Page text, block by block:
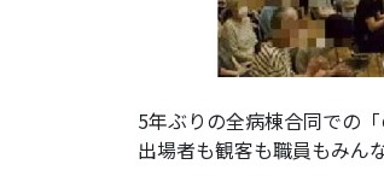
5年ぶりの全病棟合同での「
出場者も観客も職員もみん